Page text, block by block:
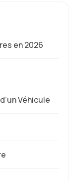
en 2026
Véhicule